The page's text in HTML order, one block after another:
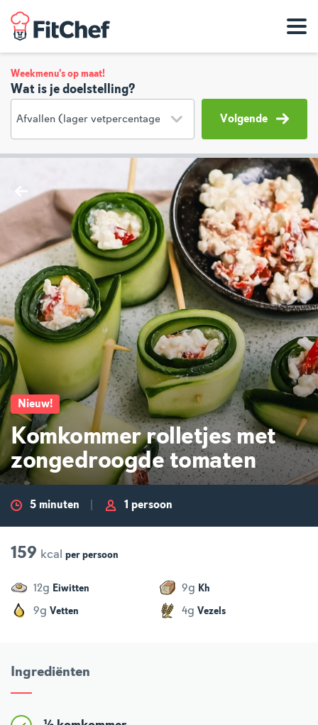
Weekmenu's op maat!
Wat is je doelstelling?
Volgende
Nieuw!
Komkommer rolletjes met
zongedroogde tomaten
5 minuten 1 persoon
159 kcal per persoon
12g Eiwitten 9g Kh
9g Vetten 4g Vezels
Ingrediënten